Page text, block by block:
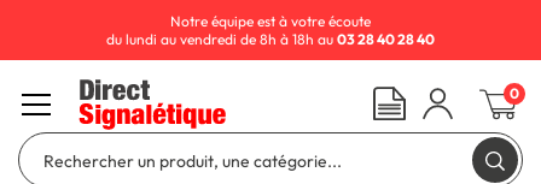
Notre équipe est à votre écoute
du lundi au vendredi de 8h à 18h au 03 28 40 28 40
0